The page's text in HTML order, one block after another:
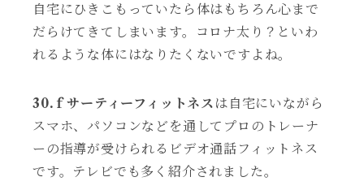
自宅にひきこもっていたら体はもちろん心まで
だらけてきてしまいます。コロナ太り？といわ
れるような体にはなりたくないですよね。
30.ｆサーティーフィットネス は自宅にいながら
スマホ、パソコンなどを通してプロのトレーナ
ーの指導が受けられるビデオ通話フィットネス
です。テレビでも多く紹介されました。